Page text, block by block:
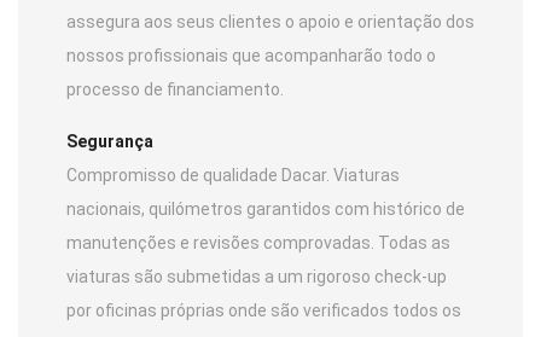
assegura aos seus clientes o apoio e orientação dos
nossos profissionais que acompanharão todo o
processo de financiamento.
Segurança
Compromisso de qualidade Dacar. Viaturas
nacionais, quilómetros garantidos com histórico de
manutenções e revisões comprovadas. Todas as
viaturas são submetidas a um rigoroso check-up
por oficinas próprias onde são verificados todos os